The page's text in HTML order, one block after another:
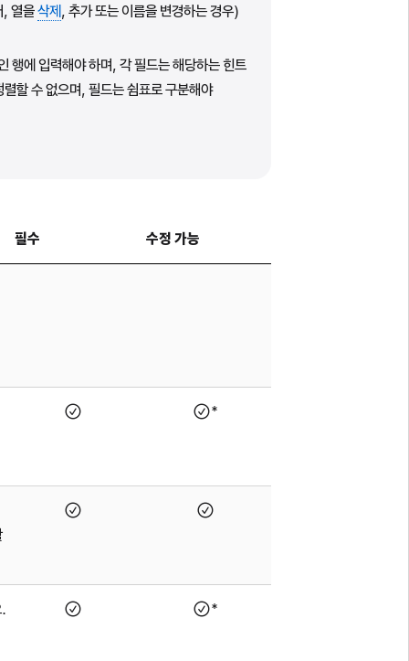
, 열을삭제 , 추가 또는 이름을 변경하는 경우)
행에 입력해야 하며, 각 필드는 해당하는 힌트
할 수 없으며, 필드는 쉼표로 구분해야
필수 수정 가능
*
*